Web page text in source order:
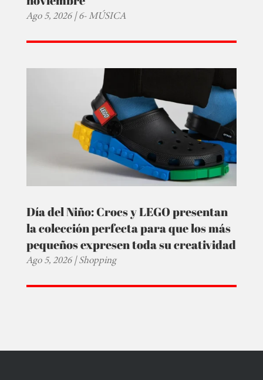
Ago 5, 2026|6- MÚSICA
Día del Niño: Crocs y LEGO presentan
la colección perfecta para que los más
pequeños expresen toda su creatividad
Ago 5, 2026|Shopping